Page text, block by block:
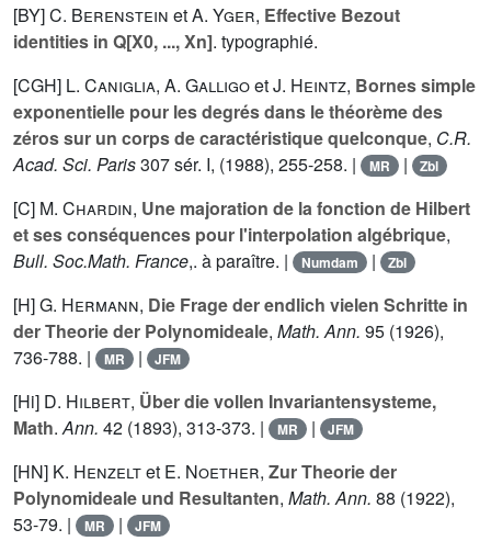
[BY]C. Berenstein etA. Yger, Effective Bezout
identities in Q[X0, ..., Xn]. typographié.
[CGH] L. Caniglia, A. GalligoetJ. Heintz, Bornes simple
exponentielle pour les degrés dans le théorème des
zéros sur un corps de caractéristique quelconque, C.R.
Acad. Sci. Paris307sér. I, (1988), 255-258. | MR | Zbl
[C] M. Chardin, Une majoration de la fonction de Hilbert
et ses conséquences pour l'interpolation algébrique,
Bull. Soc.Math. France,. à paraître. | Numdam | Zbl
[H]G. Hermann, Die Frage der endlich vielen Schritte in
der Theorie der Polynomideale, Math. Ann. 95 (1926),
736-788. |
MR | JFM
[Hi] D. Hilbert, Über die vollen Invariantensysteme,
Math.Ann. 42 (1893), 313-373. | MR | JFM
[HN] K. Henzeltet E. Noether, Zur Theorie der
Polynomideale und Resultanten, Math. Ann. 88 (1922),
53-79. |
MR | JFM